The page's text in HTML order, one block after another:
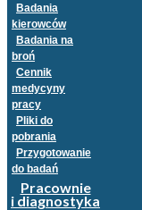
Badania
kierowców
Badania na
broń
Cennik
medycyny
pracy
Pliki do
pobrania
Przygotowanie
do badań
Pracownie
i diagnostyka